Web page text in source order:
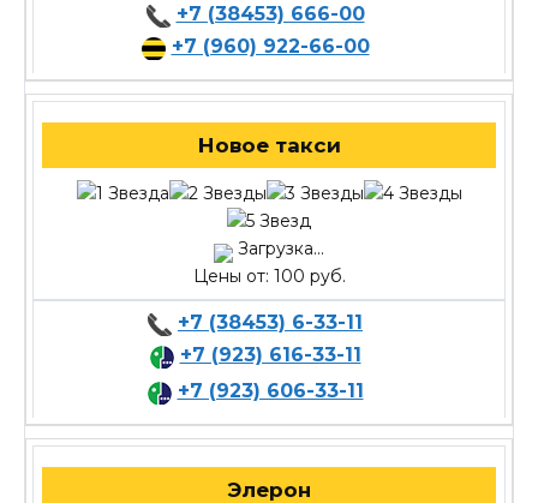
+7 (38453) 666-00
+7 (960) 922-66-00
Новое такси
Загрузка...
Цены от: 100 руб.
+7 (38453) 6-33-11
+7 (923) 616-33-11
+7 (923) 606-33-11
Элерон